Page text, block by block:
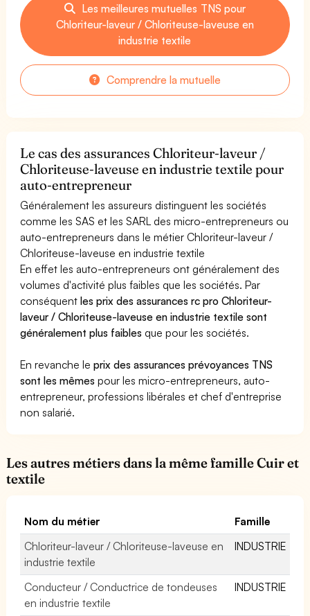
Les meilleures mutuelles TNS pour
Chloriteur-laveur / Chloriteuse-laveuse en
industrie textile
Comprendre la mutuelle
Le cas des assurances Chloriteur-laveur /
Chloriteuse-laveuse en industrie textile pour
auto-entrepreneur
Généralement les assureurs distinguent les sociétés
comme les SAS et les SARL des micro-entrepreneurs ou
auto-entrepreneurs dans le métier Chloriteur-laveur /
Chloriteuse-laveuse en industrie textile
En effet les auto-entrepreneurs ont généralement des
volumes d'activité plus faibles que les sociétés. Par
conséquentles prix des assurances rc pro Chloriteur-
laveur / Chloriteuse-laveuse en industrie textile sont
généralement plus faibles que pour les sociétés.
En revanche leprix des assurances prévoyances TNS
sont les mêmes pour les micro-entrepreneurs, auto-
entrepreneur, professions libérales et chef d'entreprise
non salarié.
Les autres métiers dans la même famille Cuir et
textile
Nom du métier
Famille
Chloriteur-laveur / Chloriteuse-laveuse en
industrie textile
INDUSTRIE
Conducteur / Conductrice de tondeuses
en industrie textile
INDUSTRIE